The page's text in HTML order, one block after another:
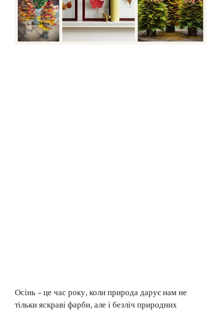
Осінь – це час року, коли природа дарує нам не
тільки яскраві фарби, але і безліч природних